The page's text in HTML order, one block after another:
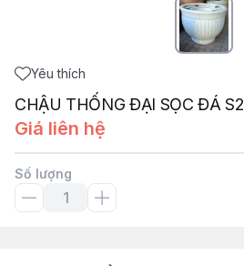
Yêu thích
CHẬU THỐNG ĐẠI SỌC ĐÁ S2
Giá liên hệ
Số lượng